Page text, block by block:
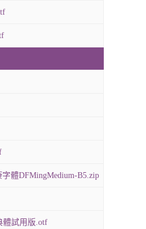
體DFMingMedium-B5.zip
體試用版.otf